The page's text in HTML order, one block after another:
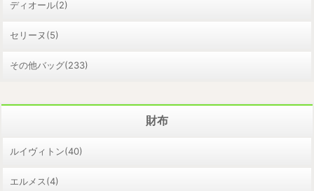
ディオール(2)
セリーヌ(5)
その他バッグ(233)
財布
ルイヴィトン(40)
エルメス(4)